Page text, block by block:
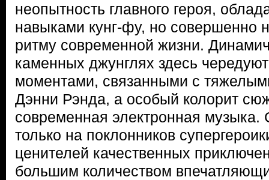
неопытность главного героя,
навыками кунг-фу, но совершенно
ритму современной жизни.
каменных джунглях здесь
моментами, связанными с
Дэнни Рэнда, а особый колорит
современная электронная музыка.
только на поклонников
ценителей качественных
большим количеством